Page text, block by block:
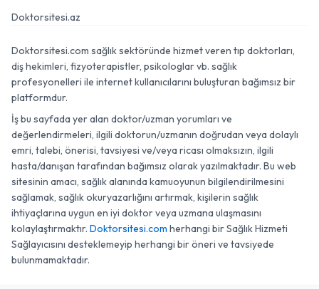
Doktorsitesi.az
Doktorsitesi.com sağlık sektöründe hizmet veren tıp doktorları,
diş hekimleri, fizyoterapistler, psikologlar vb. sağlık
profesyonelleri ile internet kullanıcılarını buluşturan bağımsız bir
platformdur.
İş bu sayfada yer alan doktor/uzman yorumları ve
değerlendirmeleri, ilgili doktorun/uzmanın doğrudan veya dolaylı
emri, talebi, önerisi, tavsiyesi ve/veya ricası olmaksızın, ilgili
hasta/danışan tarafından bağımsız olarak yazılmaktadır. Bu web
sitesinin amacı, sağlık alanında kamuoyunun bilgilendirilmesini
sağlamak, sağlık okuryazarlığını artırmak, kişilerin sağlık
ihtiyaçlarına uygun en iyi doktor veya uzmana ulaşmasını
kolaylaştırmaktır. Doktorsitesi.com herhangi bir Sağlık Hizmeti
Sağlayıcısını desteklemeyip herhangi bir öneri ve tavsiyede
bulunmamaktadır.